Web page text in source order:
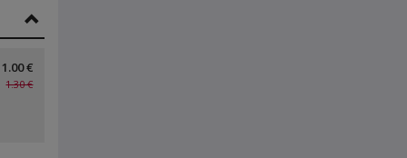
1.00 €
1.30 €